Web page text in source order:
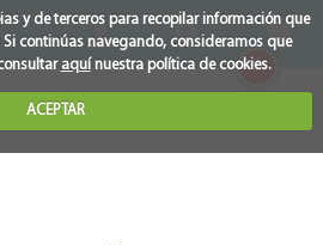
y de terceros para recopilar información que
continúas navegando, consideramos que
aquínuestra política de cookies.
ACEPTAR
0